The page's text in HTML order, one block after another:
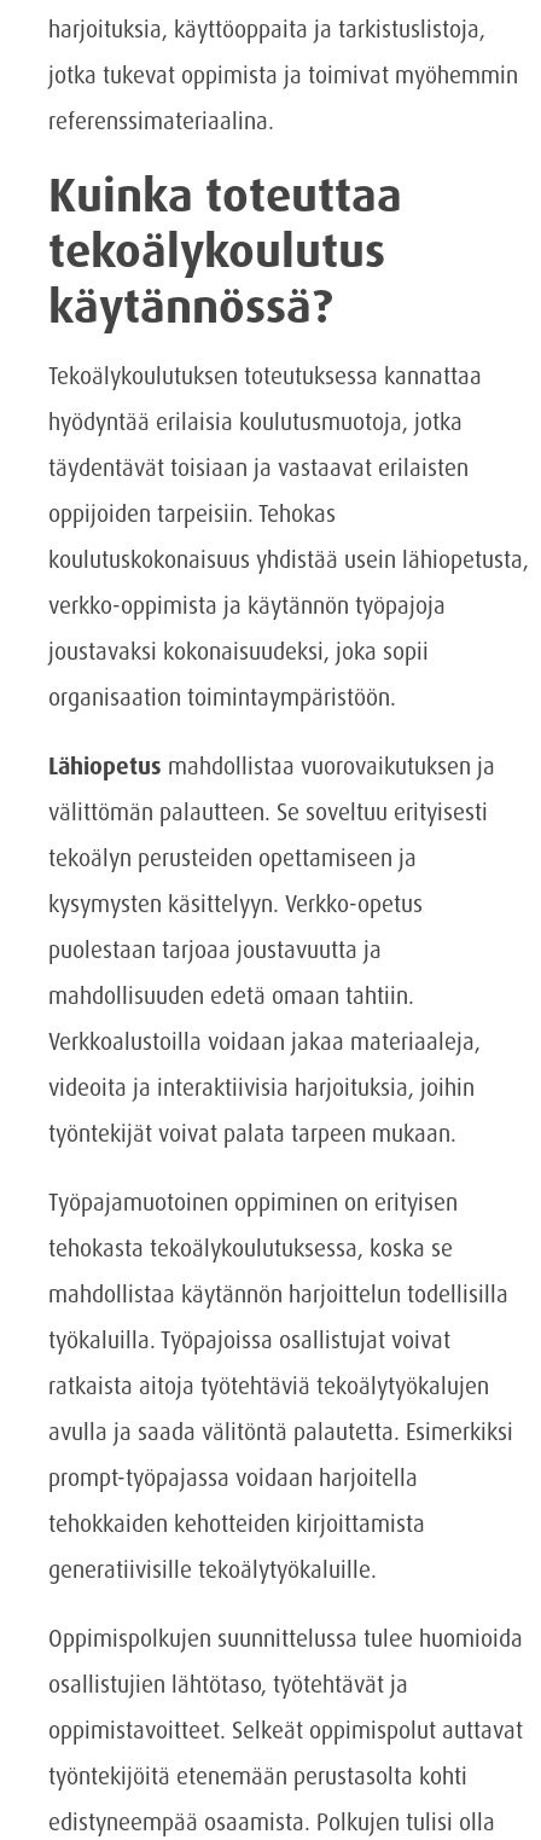
harjoituksia, käyttöoppaita ja tarkistuslistoja,
jotka tukevat oppimista ja toimivat myöhemmin
referenssimateriaalina.
Kuinka toteuttaa
tekoälykoulutus
käytännössä?
Tekoälykoulutuksen toteutuksessa kannattaa
hyödyntää erilaisia koulutusmuotoja, jotka
täydentävät toisiaan ja vastaavat erilaisten
oppijoiden tarpeisiin. Tehokas
koulutuskokonaisuus yhdistää usein lähiopetusta,
verkko-oppimista ja käytännön työpajoja
joustavaksi kokonaisuudeksi, joka sopii
organisaation toimintaympäristöön.
Lähiopetus mahdollistaa vuorovaikutuksen ja
välittömän palautteen. Se soveltuu erityisesti
tekoälyn perusteiden opettamiseen ja
kysymysten käsittelyyn. Verkko-opetus
puolestaan tarjoaa joustavuutta ja
mahdollisuuden edetä omaan tahtiin.
Verkkoalustoilla voidaan jakaa materiaaleja,
videoita ja interaktiivisia harjoituksia, joihin
työntekijät voivat palata tarpeen mukaan.
Työpajamuotoinen oppiminen on erityisen
tehokasta tekoälykoulutuksessa, koska se
mahdollistaa käytännön harjoittelun todellisilla
työkaluilla. Työpajoissa osallistujat voivat
ratkaista aitoja työtehtäviä tekoälytyökalujen
avulla ja saada välitöntä palautetta. Esimerkiksi
prompt-työpajassa voidaan harjoitella
tehokkaiden kehotteiden kirjoittamista
generatiivisille tekoälytyökaluille.
Oppimispolkujen suunnittelussa tulee huomioida
osallistujien lähtötaso, työtehtävät ja
oppimistavoitteet. Selkeät oppimispolut auttavat
työntekijöitä etenemään perustasolta kohti
edistyneempää osaamista. Polkujen tulisi olla